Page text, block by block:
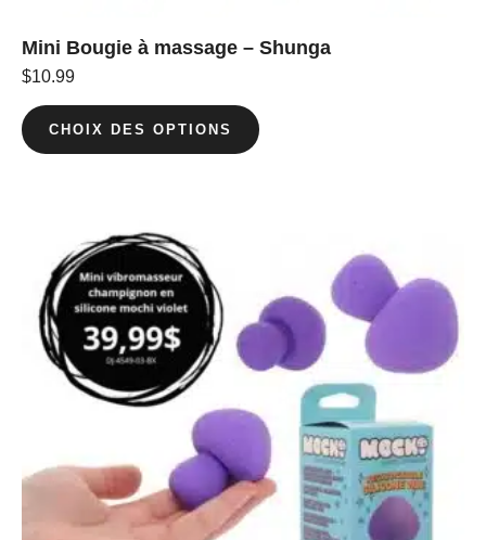
Mini Bougie à massage – Shunga
$10.99
CHOIX DES OPTIONS